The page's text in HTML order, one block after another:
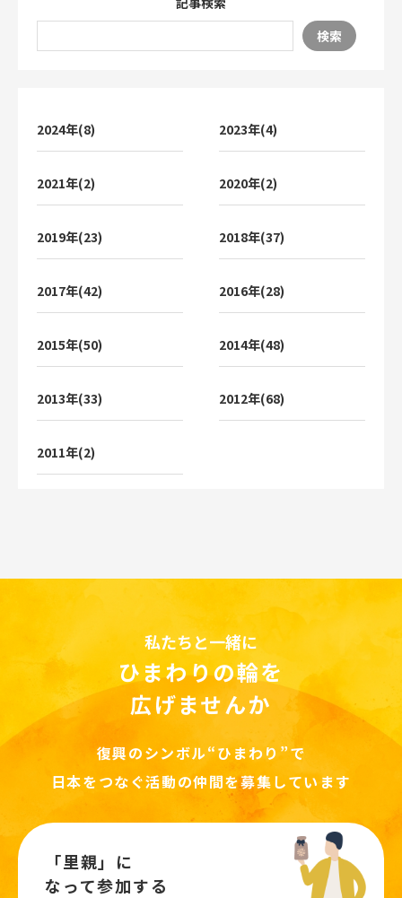
検索
2024年(8) 2023年(4)
2021年(2) 2020年(2)
2019年(23) 2018年(37)
2017年(42) 2016年(28)
2015年(50) 2014年(48)
2013年(33) 2012年(68)
2011年(2)
私たちと一緒に
ひまわりの輪を
広げませんか
復興のシンボル“ひまわり”で
日本をつなぐ活動の仲間を募集しています
「里親」に
なって参加する